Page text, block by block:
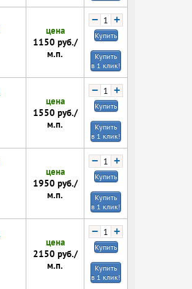
цена
1150 руб./
м.п.
− +
Купить
Купить
в 1 клик!
цена
1550 руб./
м.п.
− +
Купить
Купить
в 1 клик!
цена
1950 руб./
м.п.
− +
Купить
Купить
в 1 клик!
цена
2150 руб./
м.п.
− +
Купить
Купить
в 1 клик!